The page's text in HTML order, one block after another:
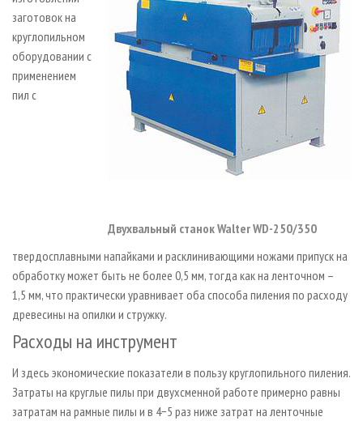
Двухвальный станок Walter WD-250/350
заготовок на
круглопильном
оборудовании с
применением
пил с
твердосплавными напайками и расклинивающими ножами припуск на
обработку может быть не более 0,5 мм, тогда как на ленточном –
1,5 мм, что практически уравнивает оба способа пиления по расходу
древесины на опилки и стружку.
Расходы на инструмент
И здесь экономические показатели в пользу круглопильного пиления.
Затраты на круглые пилы при двухсменной работе примерно равны
затратам на рамные пилы и в 4−5 раз ниже затрат на ленточные